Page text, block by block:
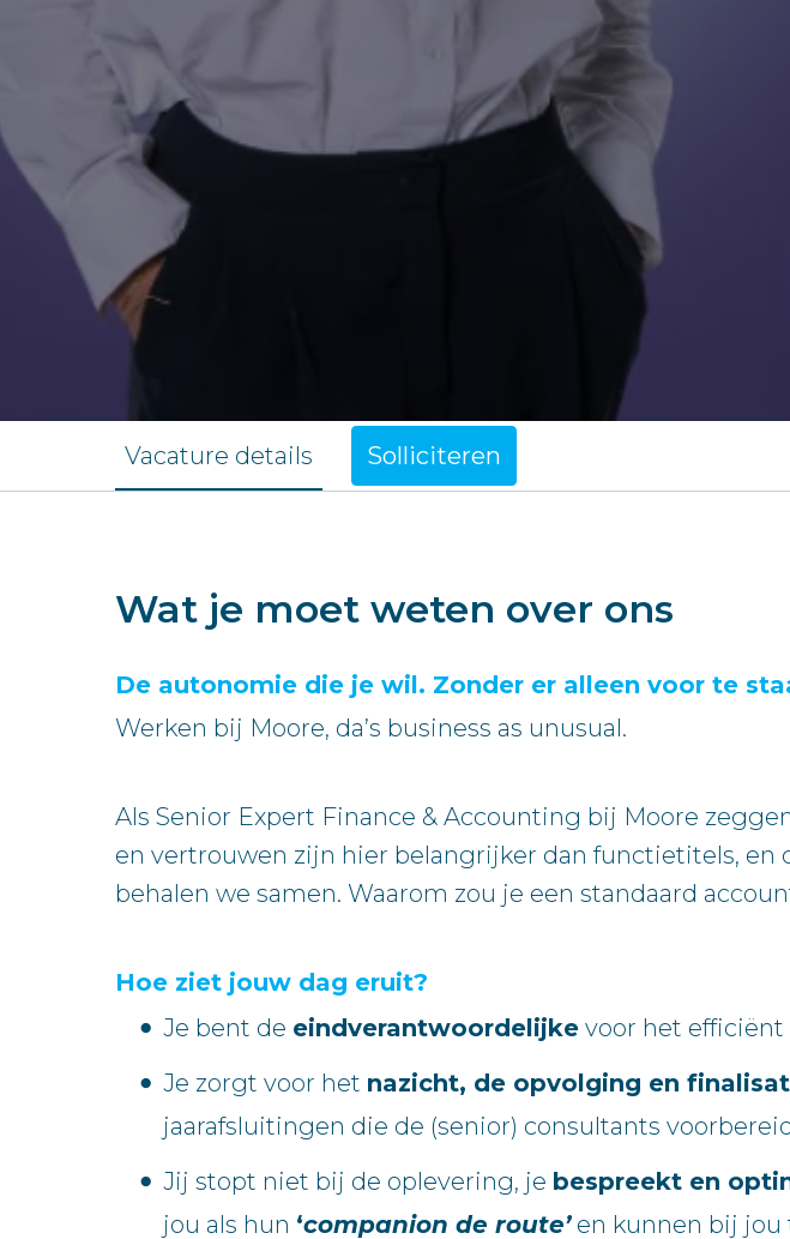
Vacature details Solliciteren
Wat je moet weten over ons
De autonomie die je wil. Zonder er alleen voor te
Werken bij Moore, da’s business as unusual.
Als Senior Expert Finance & Accounting bij Moore
en vertrouwen zijn hier belangrijker dan functietitels, en
behalen we samen. Waarom zou je een standaard
Hoe ziet jouw dag eruit?
Je bent de eindverantwoordelijke voor het efficiënt
Je zorgt voor het nazicht, de opvolging en
jaarafsluitingen die de (senior) consultants
Jij stopt niet bij de oplevering, je bespreekt en
jou als hun ‘companion de route’en kunnen bij jou